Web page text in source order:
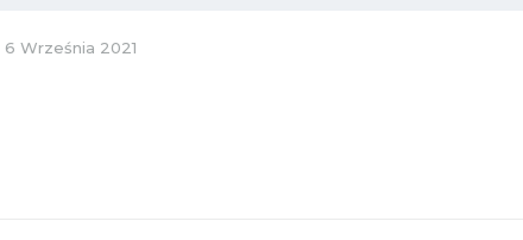
6 Września 2021